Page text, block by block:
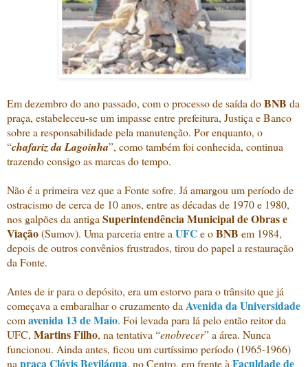
Em dezembro do ano passado, com o processo de saída doBNB da
praça, estabeleceu-se um impasse entre prefeitura, Justiça e Banco
sobre a responsabilidade pela manutenção. Por enquanto, o
“chafariz da Lagoinha”, como também foi conhecida, continua
trazendo consigo as marcas do tempo.
Não é a primeira vez que a Fonte sofre. Já amargou um período de
ostracismo de cerca de 10 anos, entre as décadas de 1970 e 1980,
nos galpões da antiga Superintendência Municipal de Obras e
Viação(Sumov). Uma parceria entre a UFCe oBNB em 1984,
depois de outros convênios frustrados, tirou do papel a restauração
da Fonte.
Antes de ir para o depósito, era um estorvo para o trânsito que já
começava a embaralhar o cruzamento da Avenida da Universidade
comavenida 13 de Maio. Foi levada para lá pelo então reitor da
UFC, Martins Filho, na tentativa “enobrecer” a área. Nunca
funcionou. Ainda antes, ficou um curtíssimo período (1965-1966)
na praça Clóvis Beviláqua, no Centro, em frente à Faculdade de